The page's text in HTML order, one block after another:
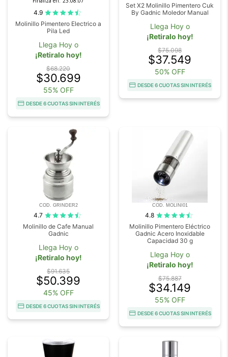
4.9
Molinillo Pimentero Electrico a
Pila Led
Llega Hoy o
¡Retiralo hoy!
$68.220
$30.699
55% OFF
DESDE 6 CUOTAS SIN INTERÉS
Set X2 Molinillo Pimentero Cuk
By Gadnic Moledor Manual
Llega Hoy o
¡Retiralo hoy!
$75.098
$37.549
50% OFF
DESDE 6 CUOTAS SIN INTERÉS
COD. GRINDER2
4.7
Molinillo de Cafe Manual
Gadnic
Llega Hoy o
¡Retiralo hoy!
$91.635
$50.399
45% OFF
DESDE 6 CUOTAS SIN INTERÉS
COD. MOLINI01
4.8
Molinillo Pimentero Eléctrico
Gadnic Acero Inoxidable
Capacidad 30 g
Llega Hoy o
¡Retiralo hoy!
$75.887
$34.149
55% OFF
DESDE 6 CUOTAS SIN INTERÉS